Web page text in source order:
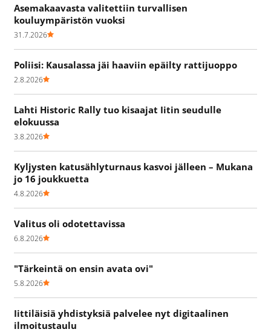
Asemakaavasta valitettiin turvallisen
kouluympäristön vuoksi
31.7.2026
Poliisi: Kausalassa jäi haaviin epäilty rattijuoppo
2.8.2026
Lahti Historic Rally tuo kisaajat Iitin seudulle
elokuussa
3.8.2026
Kyljysten katusählyturnaus kasvoi jälleen – Mukana
jo 16 joukkuetta
4.8.2026
Valitus oli odotettavissa
6.8.2026
"Tärkeintä on ensin avata ovi"
5.8.2026
Iittiläisiä yhdistyksiä palvelee nyt digitaalinen
ilmoitustaulu